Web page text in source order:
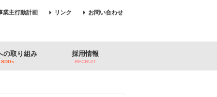
業主行動計画 リンク お問い合わせ
の取り組み
SDGs
採用情報
RECRUIT